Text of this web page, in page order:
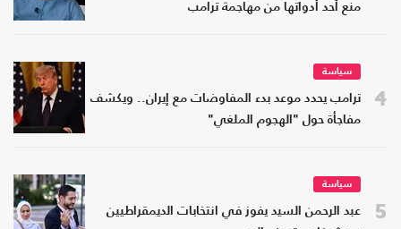
منع أحد أدواتها من مهاجمة ترامب
4
سياسة
ترامب يحدد موعد بدء المفاوضات مع إيران.. ويكشف
مفاجأة حول "الهجوم الملغي"
5
سياسة
عبد الرحمن السيد يفوز في انتخابات الديمقراطيين